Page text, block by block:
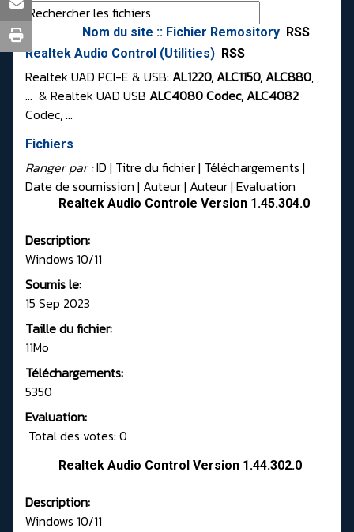
Nom du site :: Fichier Remository RSS
Realtek Audio Control (Utilities) RSS
Realtek UAD PCI-E & USB: AL1220, ALC1150, ALC880, ,
... & Realtek UAD USB ALC4080 Codec, ALC4082
Codec, ...
Fichiers
Ranger par :ID | Titre du fichier | Téléchargements |
Date de soumission | Auteur| Auteur| Evaluation
Realtek Audio Controle Version 1.45.304.0
Description:
Windows 10/11
Soumis le:
15 Sep 2023
Taille du fichier:
11Mo
Téléchargements:
5350
Evaluation:
Total des votes: 0
Realtek Audio Control Version 1.44.302.0
Description:
Windows 10/11